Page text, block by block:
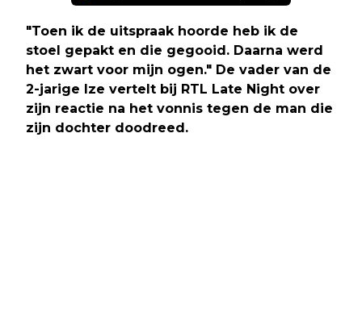
"Toen ik de uitspraak hoorde heb ik de
stoel gepakt en die gegooid. Daarna werd
het zwart voor mijn ogen." De vader van de
2-jarige Ize vertelt bij RTL Late Night over
zijn reactie na het vonnis tegen de man die
zijn dochter doodreed.